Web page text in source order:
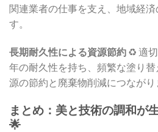
関連業者の仕事を支え、地域経
す。
長期耐久性による資源節約 ♻️ 適
年の耐久性を持ち、頻繁な塗り
源の節約と廃棄物削減につながり
まとめ：美と技術の調和が
🌟